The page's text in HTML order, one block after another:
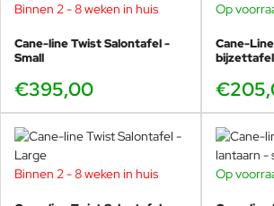
Binnen 2 - 8 weken in huis
Cane-line Twist Salontafel -
Small
€395,00
Op
Cane-
Binnen 2 - 8 weken in huis Op